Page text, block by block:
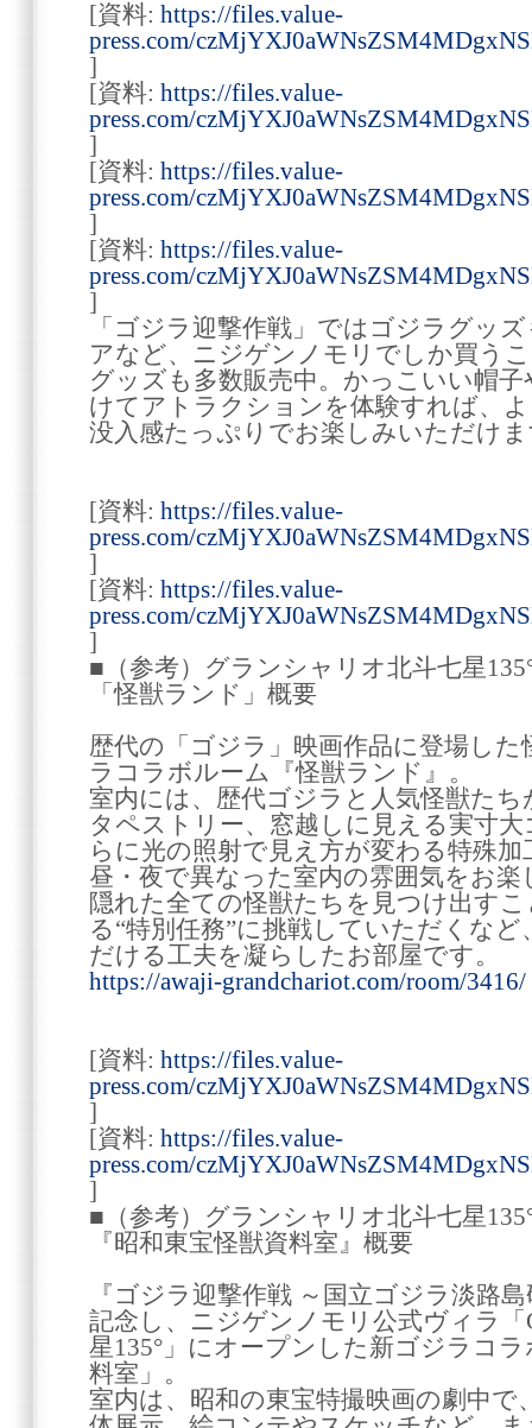
[資料: https://files.value-
press.com/
]
[資料: https://files.value-
press.com/
]
[資料: https://files.value-
press.com/
]
[資料: https://files.value-
press.com/
]
「ゴジラ迎撃作戦」ではゴジラグッ
アなど、ニジゲンノモリでしか買う
グッズも多数販売中。かっこいい帽
けてアトラクションを体験すれば、
没入感たっぷりでお楽しみいただけ
[資料: https://files.value-
press.com/
]
[資料: https://files.value-
press.com/
]
■（参考）グランシャリオ北斗七星
「怪獣ランド」概要
歴代の「ゴジラ」映画作品に登場し
ラコラボルーム『怪獣ランド』。
室内には、歴代ゴジラと人気怪獣た
タペストリー、窓越しに見える実寸
らに光の照射で見え方が変わる特殊
昼・夜で異なった室内の雰囲気をお
隠れた全ての怪獣たちを見つけ出す
る“特別任務”に挑戦していただくな
だける工夫を凝らしたお部屋です。
https://awaji-grandchariot.com/room/3416/
[資料: https://files.value-
press.com/
]
[資料: https://files.value-
press.com/
]
■（参考）グランシャリオ北斗七星
『昭和東宝怪獣資料室』概要
『ゴジラ迎撃作戦 ～国立ゴジラ淡路
記念し、ニジゲンノモリ公式ヴィラ「
星135°」にオープンした新ゴジラコ
料室」。
室内は、昭和の東宝特撮映画の劇中